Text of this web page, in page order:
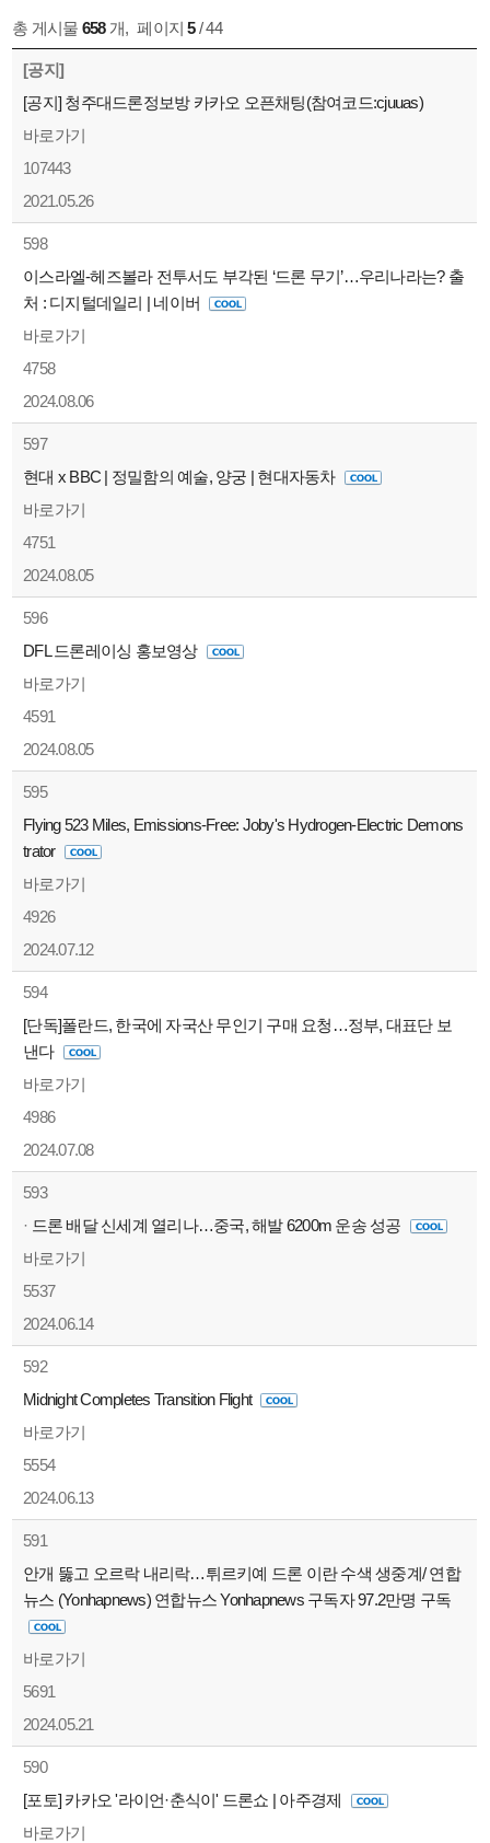
총 게시물 658개, 페이지5/ 44
[공지]
[공지] 청주대드론정보방 카카오 오픈채팅(참여코드:cjuuas)
바로가기
107443
2021.05.26
598
이스라엘-헤즈볼라 전투서도 부각된 ‘드론 무기’…우리나라는? 출
처 : 디지털데일리 | 네이버
바로가기
4758
2024.08.06
597
현대 x BBC | 정밀함의 예술, 양궁 | 현대자동차
바로가기
4751
2024.08.05
596
DFL 드론레이싱 홍보영상
바로가기
4591
2024.08.05
595
Flying 523 Miles, Emissions-Free: Joby's Hydrogen-Electric Demons
trator
바로가기
4926
2024.07.12
594
[단독]폴란드, 한국에 자국산 무인기 구매 요청…정부, 대표단 보
낸다
바로가기
4986
2024.07.08
593
· 드론 배달 신세계 열리나…중국, 해발 6200m 운송 성공
바로가기
5537
2024.06.14
592
Midnight Completes Transition Flight
바로가기
5554
2024.06.13
591
안개 뚫고 오르락 내리락…튀르키예 드론 이란 수색 생중계/ 연합
뉴스 (Yonhapnews) 연합뉴스 Yonhapnews 구독자 97.2만명 구독
바로가기
5691
2024.05.21
590
[포토] 카카오 '라이언·춘식이' 드론쇼 | 아주경제
바로가기